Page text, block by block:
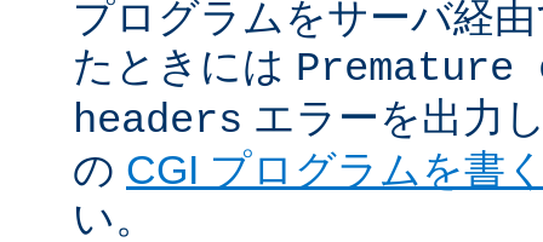
プログラムをサーバ経
たときには
headers エラーを出力
の CGI プログラムを書
い。